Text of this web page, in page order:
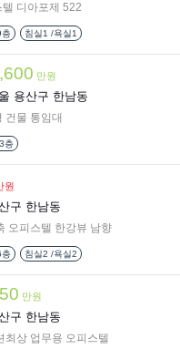
디아포제 522
층 침실1 /욕실1
만원
용산구 한남동
건물 통임대
층
원
구 한남동
오피스텔 한강뷰 남향
층 침실2 /욕실2
만원
구 한남동
최상 업무용 오피스텔